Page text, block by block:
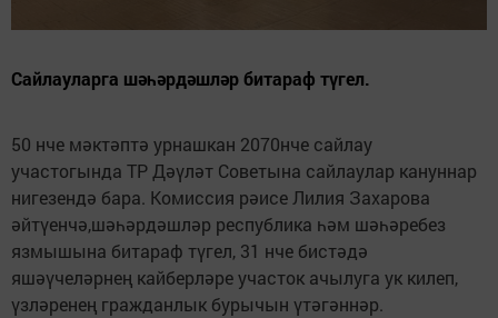
Сайлауларга шәһәрдәшләр битараф түгел.
50 нче мәктәптә урнашкан 2070нче сайлау
участогында ТР Дәүләт Советына сайлаулар кануннар
нигезендә бара. Комиссия рәисе Лилия Захарова
әйтүенчә,шәһәрдәшләр республика һәм шәһәребез
язмышына битараф түгел, 31 нче бистәдә
яшәүчеләрнең кайберләре участок ачылуга ук килеп,
үзләренең гражданлык бурычын үтәгәннәр.